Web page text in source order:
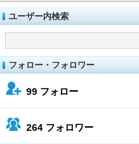
ユーザー内検索
フォロー・フォロワー
99 フォロー
264 フォロワー